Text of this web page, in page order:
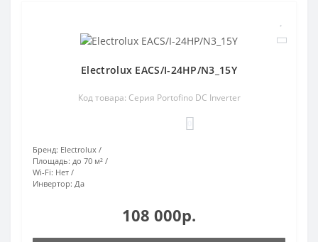
Electrolux EACS/I-24HP/N3_15Y
Код товара: Серия Portofino DC Inverter
Бренд: Electrolux
Площадь: до 70 м²
Wi-Fi: Нет
Инвертор: Да
108 000р.